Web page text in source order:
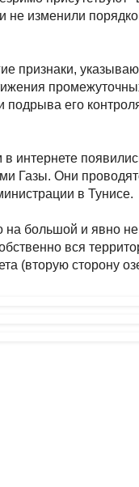
не изменили
признаки,
подрыва его
Газы. Они
в Тунисе.
большой и явно
вся
(вторую сторону